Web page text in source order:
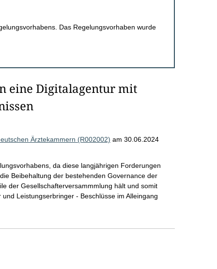
Das Regelungsvorhaben wurde
eine Digitalagentur mit
Ärztekammern (R002002) am 30.06.2024
da diese langjährigen Forderungen
Beibehaltung der bestehenden Governance der
der Gesellschafterversammmlung hält und somit
Leistungserbringer - Beschlüsse im Alleingang